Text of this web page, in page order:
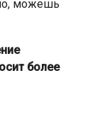
можешь
более